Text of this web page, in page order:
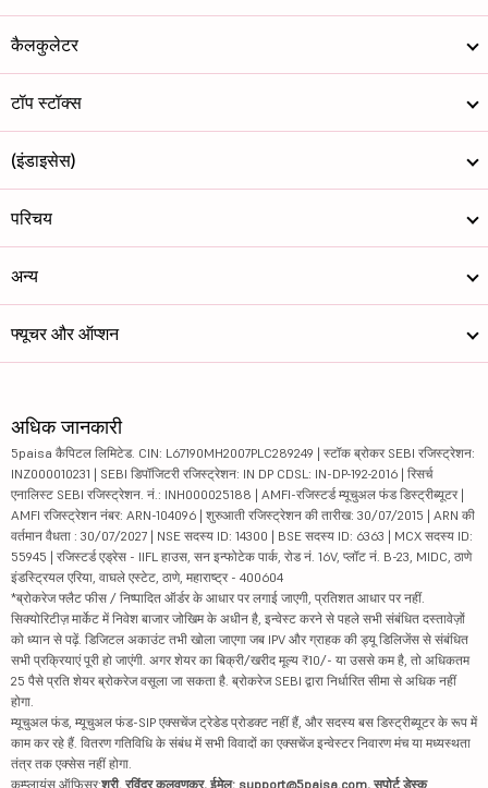
कैलकुलेटर
टॉप स्टॉक्स
(इंडाइसेस)
परिचय
अन्य
फ्यूचर और ऑप्शन
अधिक जानकारी
5paisa कैपिटल लिमिटेड. CIN: L67190MH2007PLC289249 | स्टॉक ब्रोकर SEBI रजिस्ट्रेशन:
INZ000010231 | SEBI डिपॉजिटरी रजिस्ट्रेशन: IN DP CDSL: IN-DP-192-2016 | रिसर्च
एनालिस्ट SEBI रजिस्ट्रेशन. नं.: INH000025188 | AMFI-रजिस्टर्ड म्यूचुअल फंड डिस्ट्रीब्यूटर |
AMFI रजिस्ट्रेशन नंबर: ARN-104096 | शुरुआती रजिस्ट्रेशन की तारीख: 30/07/2015 | ARN की
वर्तमान वैधता : 30/07/2027 | NSE सदस्य ID: 14300 | BSE सदस्य ID: 6363 | MCX सदस्य ID:
55945 | रजिस्टर्ड एड्रेस - IIFL हाउस, सन इन्फोटेक पार्क, रोड नं. 16V, प्लॉट नं. B-23, MIDC, ठाणे
इंडस्ट्रियल एरिया, वाघले एस्टेट, ठाणे, महाराष्ट्र - 400604
*ब्रोकरेज फ्लैट फीस / निष्पादित ऑर्डर के आधार पर लगाई जाएगी, प्रतिशत आधार पर नहीं.
सिक्योरिटीज़ मार्केट में निवेश बाजार जोखिम के अधीन है, इन्वेस्ट करने से पहले सभी संबंधित दस्तावेज़ों
को ध्यान से पढ़ें. डिजिटल अकाउंट तभी खोला जाएगा जब IPV और ग्राहक की ड्यू डिलिजेंस से संबंधित
सभी प्रक्रियाएं पूरी हो जाएंगी. अगर शेयर का बिक्री/खरीद मूल्य ₹10/- या उससे कम है, तो अधिकतम
25 पैसे प्रति शेयर ब्रोकरेज वसूला जा सकता है. ब्रोकरेज SEBI द्वारा निर्धारित सीमा से अधिक नहीं
होगा.
म्यूचुअल फंड, म्यूचुअल फंड-SIP एक्सचेंज ट्रेडेड प्रोडक्ट नहीं हैं, और सदस्य बस डिस्ट्रीब्यूटर के रूप में
काम कर रहे हैं. वितरण गतिविधि के संबंध में सभी विवादों का एक्सचेंज इन्वेस्टर निवारण मंच या मध्यस्थता
तंत्र तक एक्सेस नहीं होगा.
कम्प्लायंस ऑफिसर:श्री. रविंद्र कलवणकर, ईमेल: support@5paisa.com, सपोर्ट डेस्क